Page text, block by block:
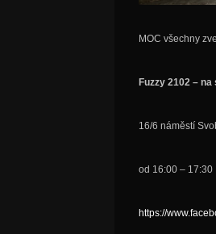
MOC všechny
Fuzzy 2102 –
16/6 náměstí
od 16:00 – 17:30
https://